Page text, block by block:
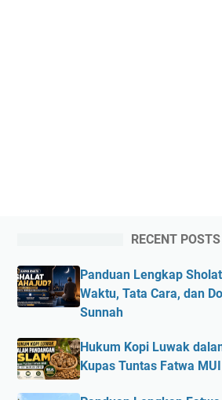
RECENT POSTS
Panduan Lengkap
Waktu, Tata Cara, dan
Sunnah
Hukum Kopi Luwak
Kupas Tuntas Fatwa